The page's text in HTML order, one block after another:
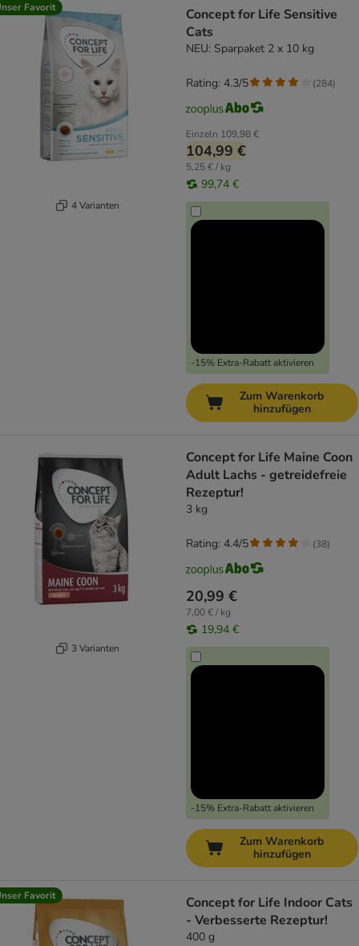
Favorit
4 Varianten
Concept for Life Sensitive
Cats
NEU: Sparpaket 2 x 10 kg
Einzeln 109,98 €
104,99 €
5,25 € / kg
99,74 €
-15% Extra-Rabatt aktivieren
Rating: 4.3/5 (284)
Zum Warenkorb
hinzufügen
3 Varianten
Concept for Life Maine Coon
Adult Lachs - getreidefreie
Rezeptur!
3 kg
20,99 €
7,00 € / kg
19,94 €
-15% Extra-Rabatt aktivieren
Rating: 4.4/5 (38)
Zum Warenkorb
hinzufügen
Favorit
Concept for Life Indoor Cats
- Verbesserte Rezeptur!
400 g